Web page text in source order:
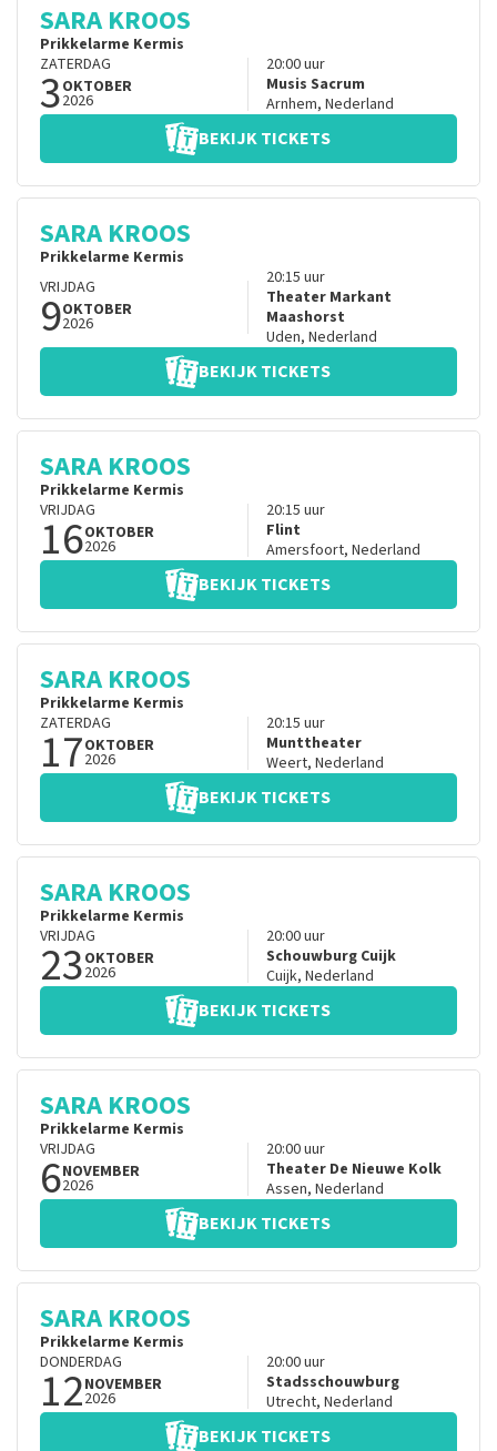
SARA KROOS
Prikkelarme Kermis
ZATERDAG
3OKTOBER
2026
20:00uur
Musis Sacrum
Arnhem, Nederland
BEKIJK TICKETS
SARA KROOS
Prikkelarme Kermis
VRIJDAG
9OKTOBER
2026
20:15 uur
Theater Markant
Maashorst
Uden, Nederland
BEKIJK TICKETS
SARA KROOS
Prikkelarme Kermis
VRIJDAG
16OKTOBER
2026
20:15 uur
Flint
Amersfoort, Nederland
BEKIJK TICKETS
SARA KROOS
Prikkelarme Kermis
ZATERDAG
17OKTOBER
2026
20:15 uur
Munttheater
Weert, Nederland
BEKIJK TICKETS
SARA KROOS
Prikkelarme Kermis
VRIJDAG
23OKTOBER
2026
20:00uur
Schouwburg Cuijk
Cuijk, Nederland
BEKIJK TICKETS
SARA KROOS
Prikkelarme Kermis
VRIJDAG
6NOVEMBER
2026
20:00uur
Theater De Nieuwe Kolk
Assen, Nederland
BEKIJK TICKETS
SARA KROOS
Prikkelarme Kermis
DONDERDAG
12NOVEMBER
2026
20:00uur
Stadsschouwburg
Utrecht, Nederland
BEKIJK TICKETS